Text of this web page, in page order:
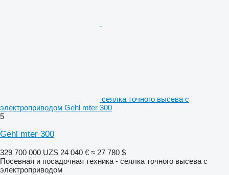
сеялка точного высева с
электроприводом Gehl mter 300
5
Gehl mter 300
329 700 000 UZS 24 040 € ≈ 27 780 $
Посевная и посадочная техника - сеялка точного высева с
электроприводом